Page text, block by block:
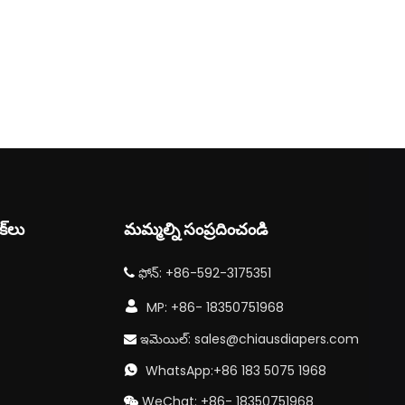
మమ్మల్ని సంప్రదించండి
 ఫోన్: +86-592-3175351
 MP: +86- 18350751968
 ఇమెయిల్:sales@chiausdiapers.com
 WhatsApp:+86 183 5075 1968
 WeChat: +86- 18350751968